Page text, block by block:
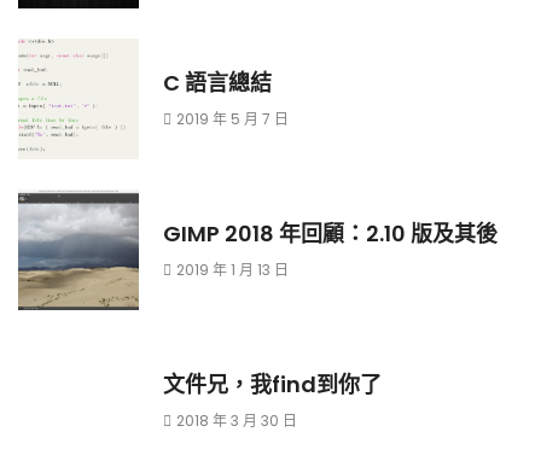
C 語言總結
2019 年 5 月 7 日
GIMP 2018 年回顧：2.10 版及其後
2019 年 1 月 13 日
文件兄，我find到你了
2018 年 3 月 30 日